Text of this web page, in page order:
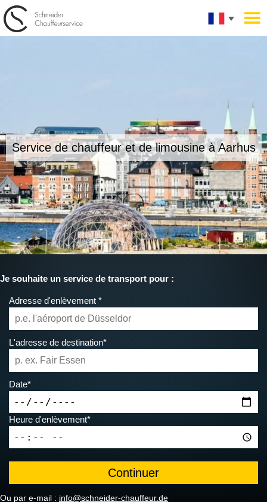
Service de chauffeur et de limousineà Aarhus
Je souhaite un service de transport pour :
Adresse d'enlèvement *
L'adresse de destination*
Date*
Heure d'enlèvement*
Ou par e-mail : info@schneider-chauffeur.de